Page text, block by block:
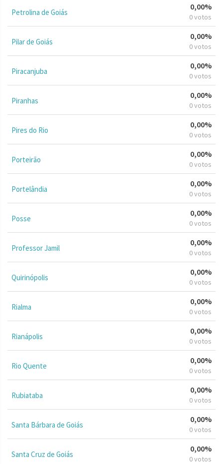
Petrolina de Goiás
0,00%
0 votos
Pilar de Goiás
0,00%
0 votos
Piracanjuba
0,00%
0 votos
Piranhas
0,00%
0 votos
Pires do Rio
0,00%
0 votos
Porteirão
0,00%
0 votos
Portelândia
0,00%
0 votos
Posse
0,00%
0 votos
Professor Jamil
0,00%
0 votos
Quirinópolis
0,00%
0 votos
Rialma
0,00%
0 votos
Rianápolis
0,00%
0 votos
Rio Quente
0,00%
0 votos
Rubiataba
0,00%
0 votos
Santa Bárbara de Goiás
0,00%
0 votos
Santa Cruz de Goiás
0,00%
0 votos